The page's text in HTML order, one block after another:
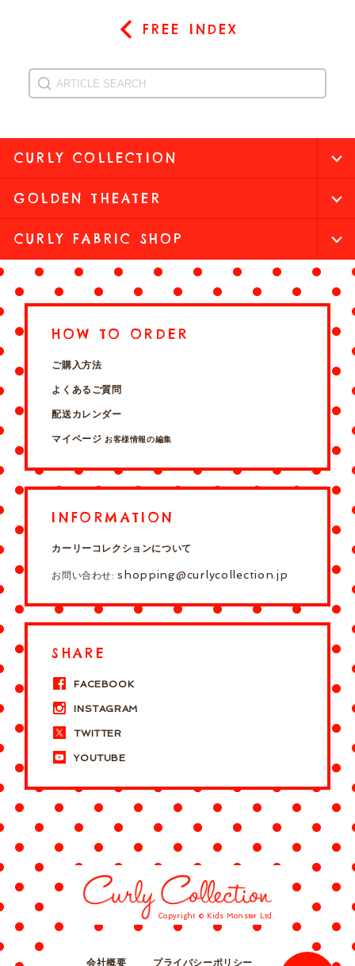
FREE INDEX
CURLY COLLECTION
GOLDEN THEATER
CURLY FABRIC SHOP
HOW TO ORDER
ご購入方法
よくあるご質問
配送カレンダー
マイページ お客様情報の編集
INFORMATION
カーリーコレクションについて
お問い合わせ:shopping@curlycollection.jp
SHARE
FACEBOOK
INSTAGRAM
TWITTER
YOUTUBE
Copyright © Kids Monster Ltd.
会社概要 プライバシーポリシー